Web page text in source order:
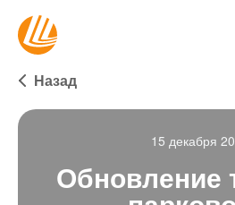
Назад
15 декабря
Обновление